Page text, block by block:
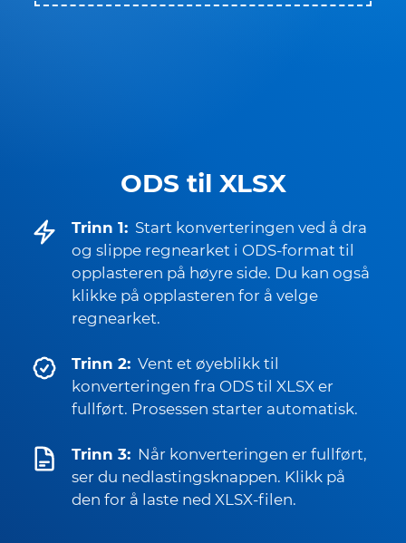
ODS til XLSX
Trinn 1: Start konverteringen ved å dra
og slippe regnearket i ODS-format til
opplasteren på høyre side. Du kan også
klikke på opplasteren for å velge
regnearket.
Trinn 2: Vent et øyeblikk til
konverteringen fra ODS til XLSX er
fullført. Prosessen starter automatisk.
Trinn 3: Når konverteringen er fullført,
ser du nedlastingsknappen. Klikk på
den for å laste ned XLSX-filen.